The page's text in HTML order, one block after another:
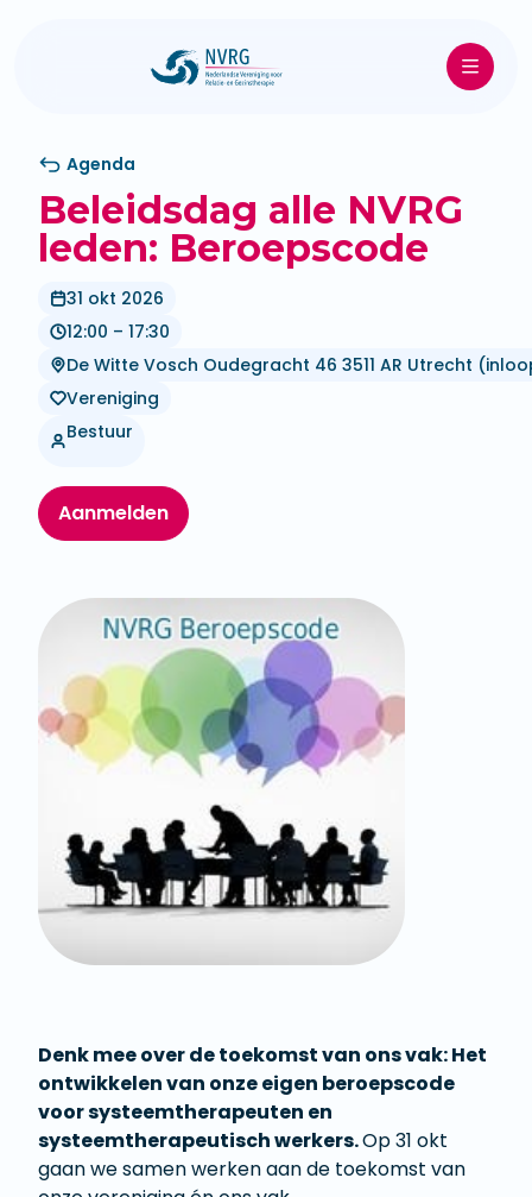
Agenda
Beleidsdag alle NVRG
leden: Beroepscode
31 okt 2026
12:00 – 17:30
De Witte Vosch Oudegracht 46 3511 AR Utrecht
Vereniging
Bestuur
Aanmelden
Denk mee over de toekomst van ons vak: Het
ontwikkelen van onze eigen beroepscode
voor systeemtherapeuten en
systeemtherapeutisch werkers.Op 31 okt
gaan we samen werken aan de toekomst van